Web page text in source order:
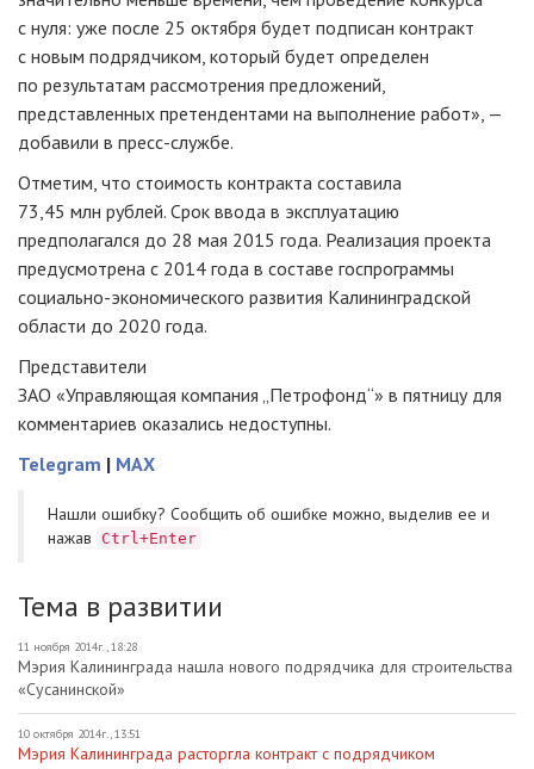
с нуля: уже после 25 октября будет подписан контракт
с новым подрядчиком, который будет определен
по результатам рассмотрения предложений,
представленных претендентами на выполнение работ», —
добавили в пресс-службе.
Отметим, что стоимость контракта составила
73,45 млн рублей. Срок ввода в эксплуатацию
предполагался до 28 мая 2015 года. Реализация проекта
предусмотрена с 2014 года в составе госпрограммы
социально-экономического развития Калининградской
области до 2020 года.
Представители
ЗАО «Управляющая компания „Петрофонд“» в пятницу для
комментариев оказались недоступны.
Telegram | MAX
Нашли ошибку? Cообщить об ошибке можно, выделив ее и
нажав
Ctrl+Enter
Тема в развитии
11 ноября 2014г., 18:28
Мэрия Калининграда нашла нового подрядчика для строительства
«Сусанинской»
10 октября 2014г., 13:51
Мэрия Калининграда расторгла контракт с подрядчиком